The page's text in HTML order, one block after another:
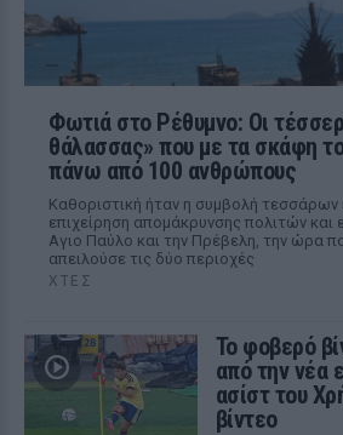
Φωτιά στο Ρέθυμνο: Οι
θάλασσας» που με τα σκάφη
πάνω από 100 ανθρώπους
Καθοριστική ήταν η συμβολή τεσσάρων
επιχείρηση απομάκρυνσης πολιτών
Αγιο Παύλο και την Πρέβελη, την ώρα
απειλούσε τις δύο περιοχές
ΧΤΕΣ
Το φοβερό
από την νέα
ασίστ του
βίντεο